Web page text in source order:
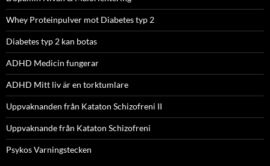
Whey Proteinpulver mot Diabetes typ 2
Diabetes typ 2 kan botas
ADHD Medicin fungerar
ADHD Mitt liv är en torktumlare
Uppvaknanden från Kataton Schizofreni II
Uppvaknande från Kataton Schizofreni
Psykos Varningstecken